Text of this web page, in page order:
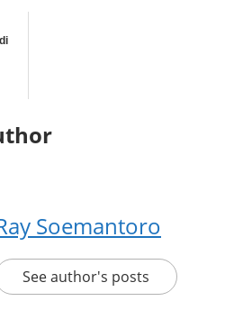
Soemantoro
See author's posts